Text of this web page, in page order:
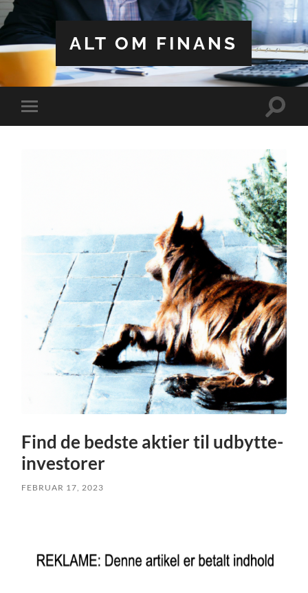
ALT OM FINANS
Toggle
mobile
Toggle
Find de bedste aktier til udbytte-
investorer
FEBRUAR 17, 2023